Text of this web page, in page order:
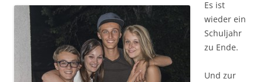
Es ist
wieder ein
Schuljahr
zu Ende.
Und zur